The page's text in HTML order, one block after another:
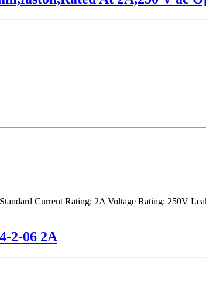
Current Rating: 2A Voltage Rating: 250V
2-06 2A